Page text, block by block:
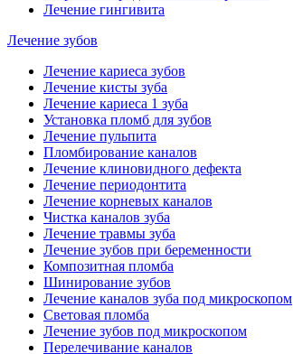
Лечение гингивита
Лечение зубов
Лечение кариеса зубов
Лечение кисты зуба
Лечение кариеса 1 зуба
Установка пломб для зубов
Лечение пульпита
Пломбирование каналов
Лечение клиновидного дефекта
Лечение периодонтита
Лечение корневых каналов
Чистка каналов зуба
Лечение травмы зуба
Лечение зубов при беременности
Композитная пломба
Шинирование зубов
Лечение каналов зуба под микроскопом
Световая пломба
Лечение зубов под микроскопом
Перелечивание каналов